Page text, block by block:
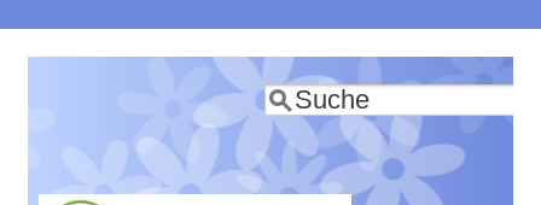
zum
Inhalt
Suche